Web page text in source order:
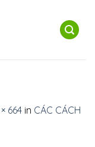
664 in CÁC CÁCH